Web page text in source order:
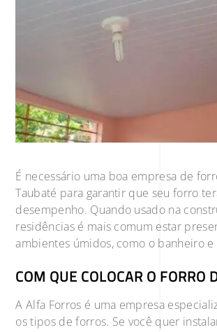
É necessário uma boa empresa de
Taubaté para garantir que seu forro
desempenho. Quando usado na
residências é mais comum estar
ambientes úmidos, como o banheiro e
COM QUE COLOCAR O FORRO
A Alfa Forros é uma empresa
os tipos de forros. Se você quer